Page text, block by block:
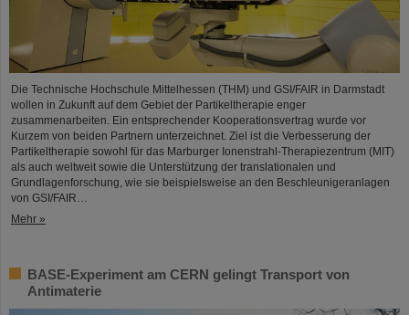
Die Technische Hochschule Mittelhessen (THM) und GSI/FAIR in Darmstadt
wollen in Zukunft auf dem Gebiet der Partikeltherapie enger
zusammenarbeiten. Ein entsprechender Kooperationsvertrag wurde vor
Kurzem von beiden Partnern unterzeichnet. Ziel ist die Verbesserung der
Partikeltherapie sowohl für das Marburger Ionenstrahl-Therapiezentrum (MIT)
als auch weltweit sowie die Unterstützung der translationalen und
Grundlagenforschung, wie sie beispielsweise an den Beschleunigeranlagen
von GSI/FAIR…
Mehr »
BASE-Experiment am CERN gelingt Transport von
Antimaterie